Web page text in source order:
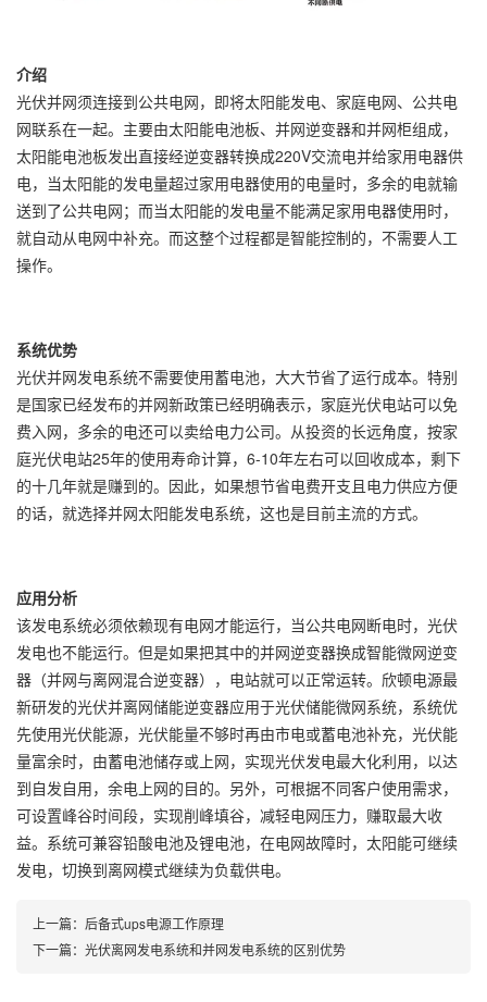
介绍
光伏并网须连接到公共电网，即将太阳能发电、家庭电网、公共电
网联系在一起。主要由太阳能电池板、并网逆变器和并网柜组成，
太阳能电池板发出直接经逆变器转换成220V交流电并给家用电器供
电，当太阳能的发电量超过家用电器使用的电量时，多余的电就输
送到了公共电网；而当太阳能的发电量不能满足家用电器使用时，
就自动从电网中补充。而这整个过程都是智能控制的，不需要人工
操作。
系统优势
光伏并网发电系统不需要使用蓄电池，大大节省了运行成本。特别
是国家已经发布的并网新政策已经明确表示，家庭光伏电站可以免
费入网，多余的电还可以卖给电力公司。从投资的长远角度，按家
庭光伏电站25年的使用寿命计算，6-10年左右可以回收成本，剩下
的十几年就是赚到的。因此，如果想节省电费开支且电力供应方便
的话，就选择并网太阳能发电系统，这也是目前主流的方式。
应用分析
该发电系统必须依赖现有电网才能运行，当公共电网断电时，光伏
发电也不能运行。但是如果把其中的并网逆变器换成智能微网逆变
器（并网与离网混合逆变器），电站就可以正常运转。欣顿电源最
新研发的光伏并离网储能逆变器应用于光伏储能微网系统，系统优
先使用光伏能源，光伏能量不够时再由市电或蓄电池补充，光伏能
量富余时，由蓄电池储存或上网，实现光伏发电最大化利用，以达
到自发自用，余电上网的目的。另外，可根据不同客户使用需求，
可设置峰谷时间段，实现削峰填谷，减轻电网压力，赚取最大收
益。系统可兼容铅酸电池及锂电池，在电网故障时，太阳能可继续
发电，切换到离网模式继续为负载供电。
上一篇： 后备式ups电源工作原理
下一篇： 光伏离网发电系统和并网发电系统的区别优势